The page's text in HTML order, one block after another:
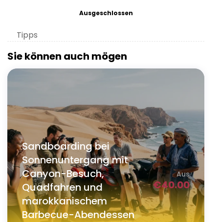
Ausgeschlossen
Tipps
Sie können auch mögen
Sandboarding bei
Sonnenuntergang mit
Canyon-Besuch,
Quadfahren und
marokkanischem
Barbecue-Abendessen
Aus
€40.00